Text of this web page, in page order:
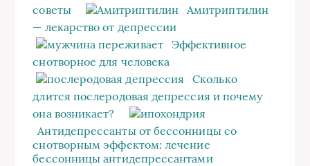
советы
Амитриптилин
— лекарство от депрессии
Эффективное
снотворное для человека
Сколько
длится послеродовая депрессия и почему
она возникает?
Антидепрессанты от бессонницы со
снотворным эффектом: лечение
бессонницы антидепрессантами